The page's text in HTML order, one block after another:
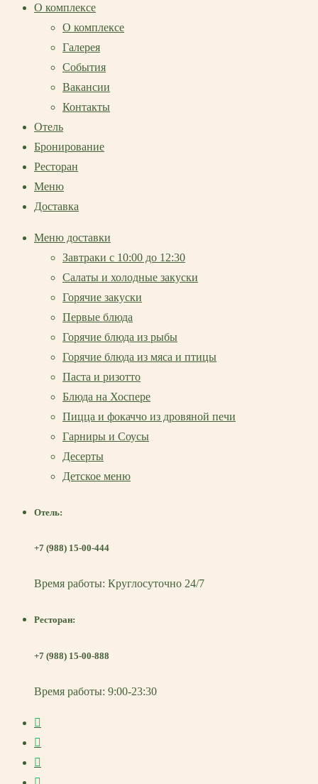
О комплексе
О комплексе
Галерея
События
Вакансии
Контакты
Отель
Бронирование
Ресторан
Меню
Доставка
Меню доставки
Завтраки с 10:00 до 12:30
Салаты и холодные закуски
Горячие закуски
Первые блюда
Горячие блюда из рыбы
Горячие блюда из мяса и птицы
Паста и ризотто
Блюда на Хоспере
Пицца и фокаччо из дровяной печи
Гарниры и Соусы
Десерты
Детское меню
Отель:
+7 (988) 15-00-444
Время работы: Круглосуточно 24/7
Ресторан:
+7 (988) 15-00-888
Время работы: 9:00-23:30